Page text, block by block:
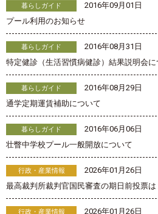
暮らしガイド
2016年09月01日
プール利用のお知らせ
暮らしガイド
2016年08月31日
特定健診（生活習慣病健診）結果説明会に
暮らしガイド
2016年08月29日
通学定期運賃補助について
暮らしガイド
2016年06月06日
壮瞥中学校プール一般開放について
行政・産業情報
2026年01月26日
最高裁判所裁判官国民審査の期日前投票
行政・産業情報
2026年01月26日